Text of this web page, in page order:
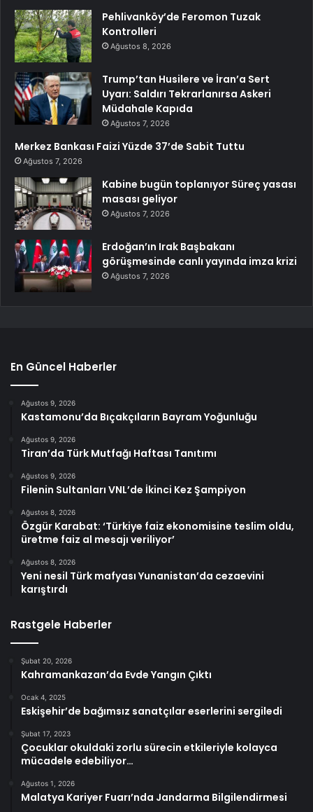
Pehlivanköy’de Feromon Tuzak
Kontrolleri
Ağustos 8, 2026
Trump’tan Husilere ve İran’a Sert
Uyarı: Saldırı Tekrarlanırsa Askeri
Müdahale Kapıda
Ağustos 7, 2026
Merkez Bankası Faizi Yüzde 37’de Sabit Tuttu
Ağustos 7, 2026
Kabine bugün toplanıyor Süreç yasası
masası geliyor
Ağustos 7, 2026
Erdoğan’ın Irak Başbakanı
görüşmesinde canlı yayında imza krizi
Ağustos 7, 2026
En Güncel Haberler
Ağustos 9, 2026
Kastamonu’da Bıçakçıların Bayram Yoğunluğu
Ağustos 9, 2026
Tiran’da Türk Mutfağı Haftası Tanıtımı
Ağustos 9, 2026
Filenin Sultanları VNL’de İkinci Kez Şampiyon
Ağustos 8, 2026
Özgür Karabat: ‘Türkiye faiz ekonomisine teslim oldu,
üretme faiz al mesajı veriliyor’
Ağustos 8, 2026
Yeni nesil Türk mafyası Yunanistan’da cezaevini
karıştırdı
Rastgele Haberler
Şubat 20, 2026
Kahramankazan’da Evde Yangın Çıktı
Ocak 4, 2025
Eskişehir’de bağımsız sanatçılar eserlerini sergiledi
Şubat 17, 2023
Çocuklar okuldaki zorlu sürecin etkileriyle kolayca
mücadele edebiliyor…
Ağustos 1, 2026
Malatya Kariyer Fuarı’nda Jandarma Bilgilendirmesi